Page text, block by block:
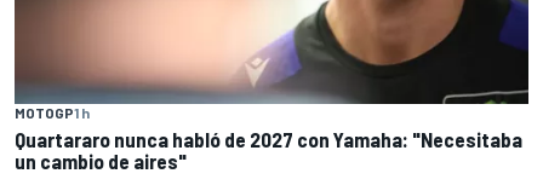
MOTOGP1 h
Quartararo nunca habló de 2027 con Yamaha: "Necesitaba
un cambio de aires"